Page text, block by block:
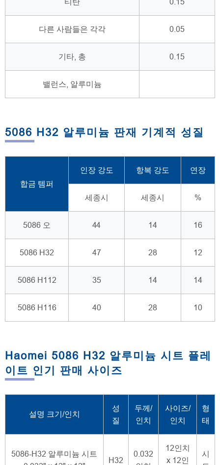
다른 사람들은 각각 0.05
기타, 총 0.15
밸런스, 알루미늄
5086 H32 알루미늄 판재 기계적 성질
합금 템퍼
인장 강도 항복 강도 연장
세종시 세종시 %
5086 오 44 14 16
5086 H32 47 28 12
5086 H112 35 14 14
5086 H116 40 28 10
Haomei 5086 H32 알루미늄 시트 플레
이트 인기 판매 사이즈
설명 크기/인치
성
질
두께/
인치
사이즈/
인치
형
태
5086-H32 알루미늄 시트
H32
0.032
12인치
x 12인
시